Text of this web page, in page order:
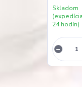
Skladom
24 hodín)